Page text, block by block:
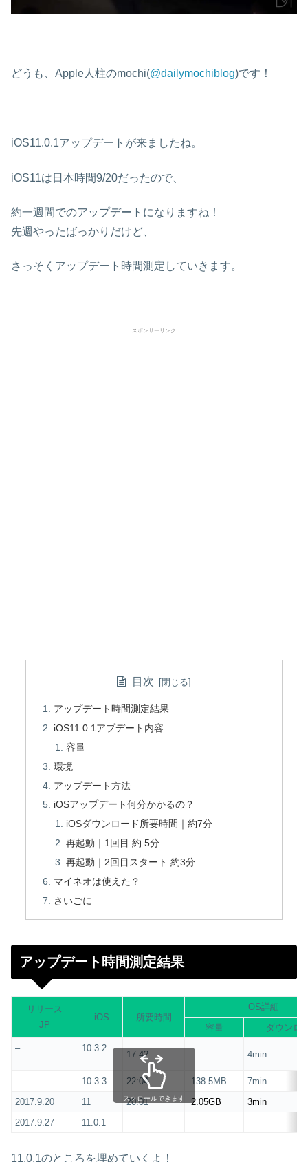
どうも、Apple人柱のmochi(@dailymochiblog)です！
iOS11.0.1アップデートが来ましたね。
iOS11は日本時間9/20だったので、
約一週間でのアップデートになりますね！
先週やったばっかりだけど、
さっそくアップデート時間測定していきます。
スポンサーリンク
目次
アップデート時間測定結果
iOS11.0.1アプデート内容
容量
環境
アップデート方法
iOSアップデート何分かかるの？
iOSダウンロード所要時間｜約7分
再起動｜1回目 約 5分
再起動｜2回目スタート 約3分
マイネオは使えた？
さいごに
アップデート時間測定結果
リリース
JP
iOS 所要時間
OS詳細
容量
ダウンロ
–
10.3.2
17:42 – 4min
– 10.3.3 22:04 138.5MB
7min
2017.9.20
11 20:01 2.05GB
3min
2017.9.27
11.0.1
スクロールできます
11.0.1のところを埋めていくよ！